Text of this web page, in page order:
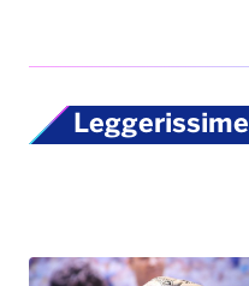
Leggerissime